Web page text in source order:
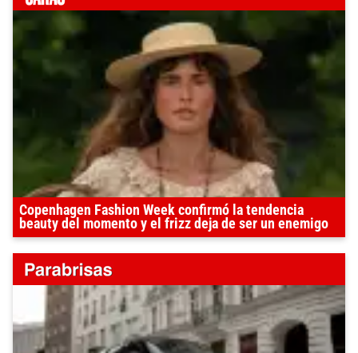
Copenhagen Fashion Week confirmó la tendencia
beauty del momento y el frizz deja de ser un enemigo